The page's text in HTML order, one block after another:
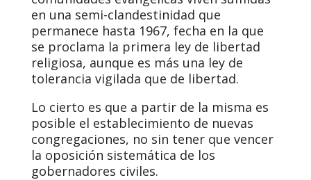
en una semi-clandestinidad que
permanece hasta 1967, fecha en la que
se proclama la primera ley de libertad
religiosa, aunque es más una ley de
tolerancia vigilada que de libertad.
Lo cierto es que a partir de la misma es
posible el establecimiento de nuevas
congregaciones, no sin tener que vencer
la oposición sistemática de los
gobernadores civiles.